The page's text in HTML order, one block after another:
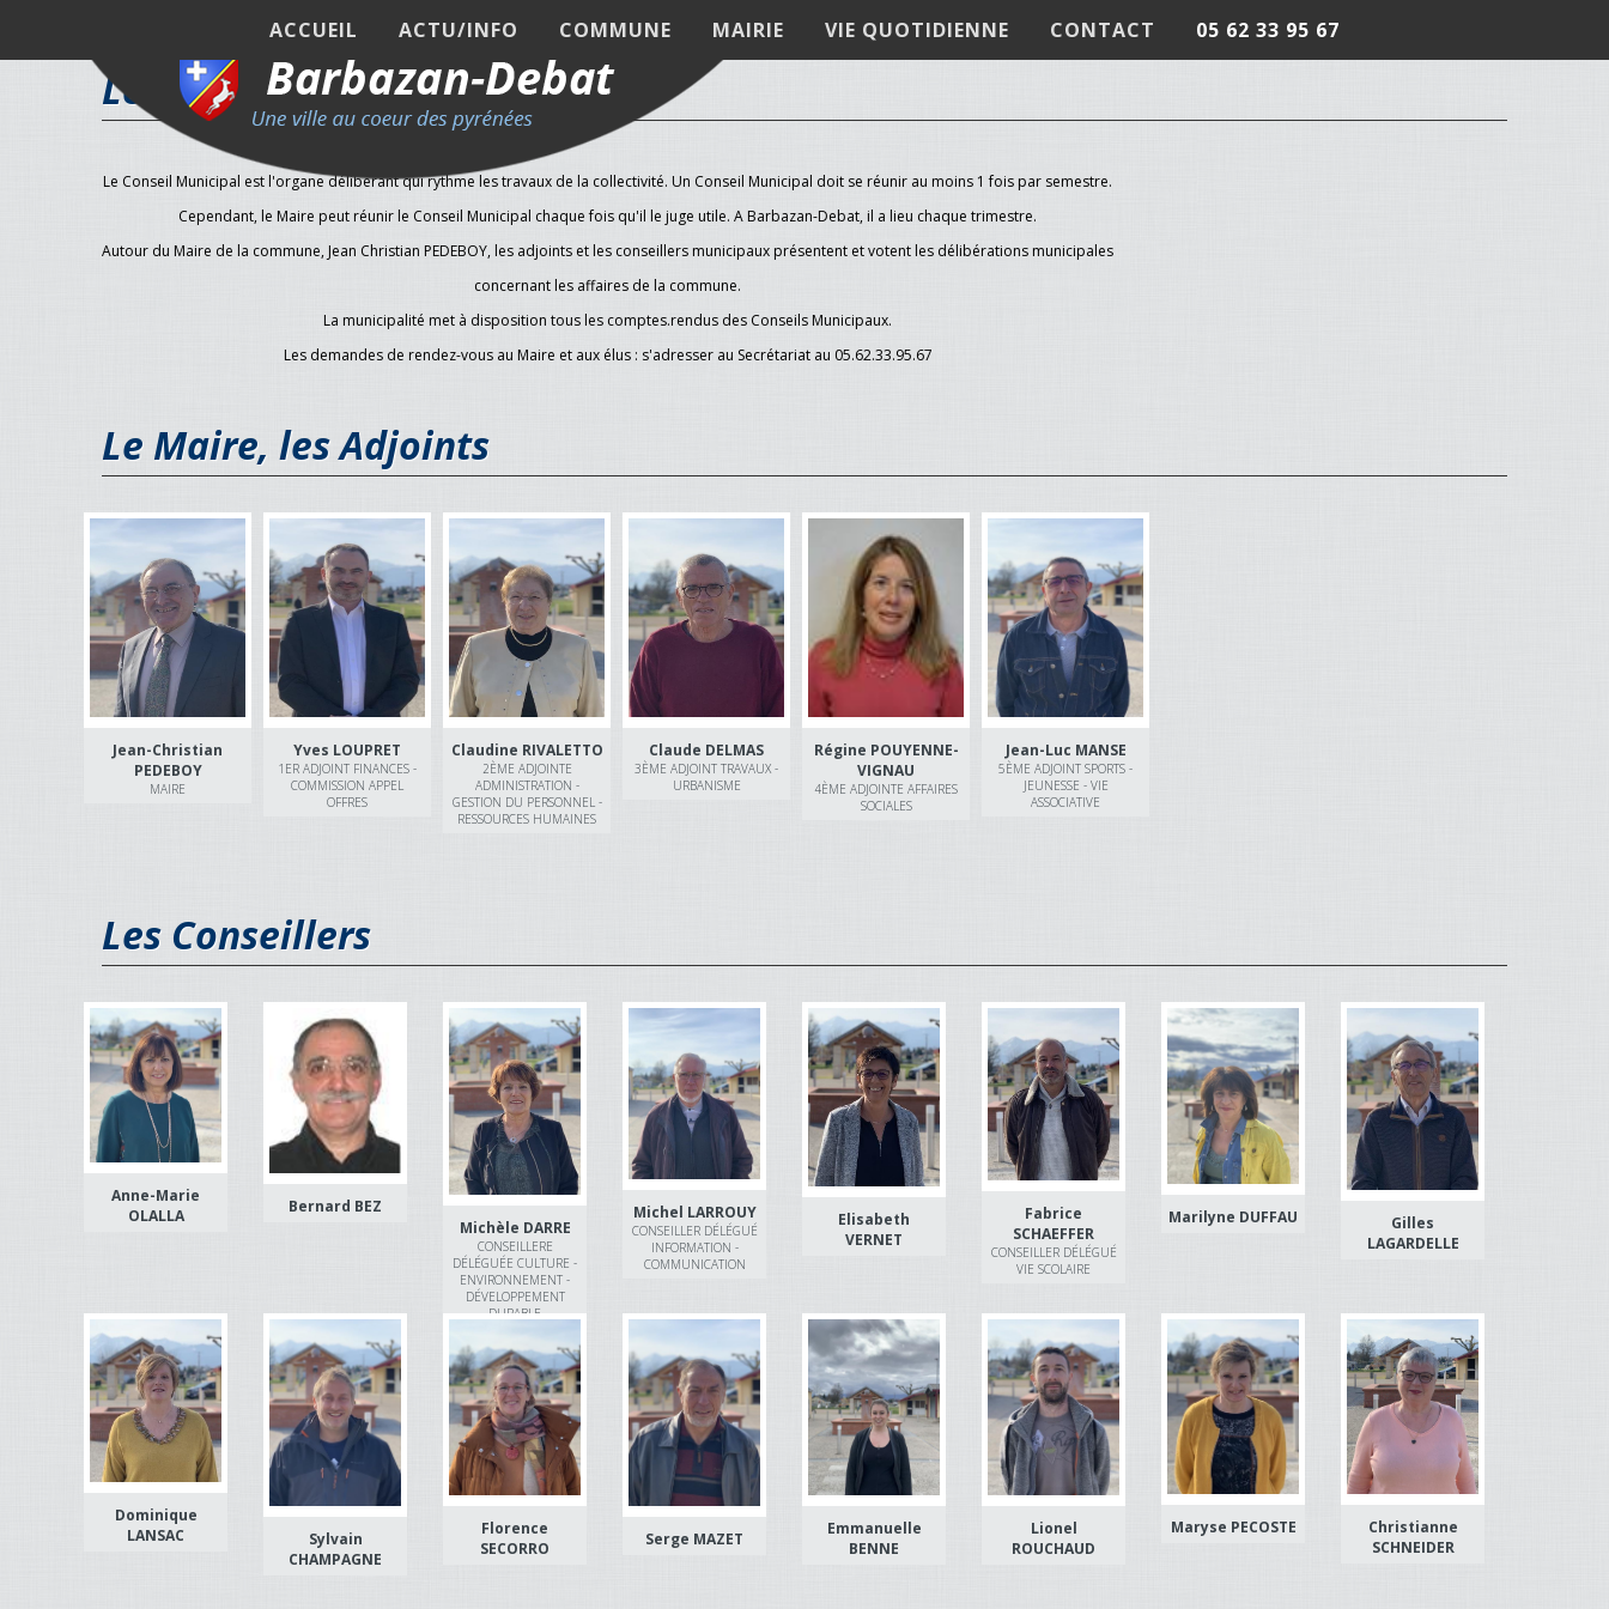
ACCUEIL ACTU/INFO COMMUNE MAIRIE VIE QUOTIDIENNE CONTACT 05 62 33 95 67
Le Conseil Municipal
Le Conseil Municipal est l'organe délibérant qui rythme les travaux de la collectivité. Un Conseil Municipal doit se réunir au moins 1 fois par semestre.
Cependant, le Maire peut réunir le Conseil Municipal chaque fois qu'il le juge utile. A Barbazan-Debat, il a lieu chaque trimestre.
Autour du Maire de la commune, Jean Christian PEDEBOY, les adjoints et les conseillers municipaux présentent et votent les délibérations municipales
concernant les affaires de la commune.
La municipalité met à disposition tous les comptes.rendus des Conseils Municipaux.
Les demandes de rendez-vous au Maire et aux élus : s'adresser au Secrétariat au 05.62.33.95.67
Le Maire, les Adjoints
Jean-Christian
PEDEBOY
MAIRE
Yves LOUPRET
1ER ADJOINT FINANCES -
COMMISSION APPEL
OFFRES
Claudine RIVALETTO
2ÈME ADJOINTE
ADMINISTRATION -
GESTION DU PERSONNEL -
RESSOURCES HUMAINES
Claude DELMAS
3ÈME ADJOINT TRAVAUX -
URBANISME
Régine POUYENNE-
VIGNAU
4ÈME ADJOINTE AFFAIRES
SOCIALES
Jean-Luc MANSE
5ÈME ADJOINT SPORTS -
JEUNESSE - VIE
ASSOCIATIVE
Les Conseillers
Anne-Marie
OLALLA
Bernard BEZ
Michèle DARRE
CONSEILLERE
DÉLÉGUÉE CULTURE -
ENVIRONNEMENT -
DÉVELOPPEMENT
DURABLE
Michel LARROUY
CONSEILLER DÉLÉGUÉ
INFORMATION -
COMMUNICATION
Elisabeth
VERNET
Fabrice
SCHAEFFER
CONSEILLER DÉLÉGUÉ
VIE SCOLAIRE
Marilyne DUFFAU
Gilles
LAGARDELLE
Dominique
LANSAC
Sylvain
CHAMPAGNE
Florence
SECORRO
Serge MAZET
Emmanuelle
BENNE
Lionel
ROUCHAUD
Maryse PECOSTE
Christianne
SCHNEIDER